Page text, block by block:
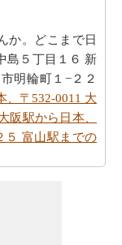
か。どこまで日
島５丁目１６ 新
明輪町１−２２
、〒532-0011 大
阪駅から日本、
５ 富山駅までの